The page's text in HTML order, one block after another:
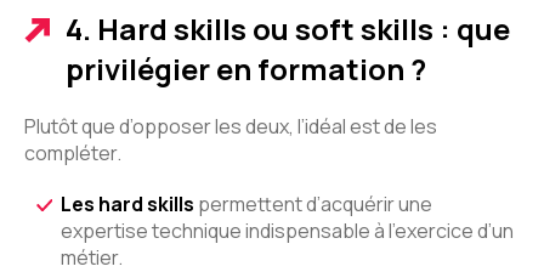
4. Hard skills ou soft skills : que
privilégier en formation ?
Plutôt que d’opposer les deux, l’idéal est de les
compléter.
Les hard skills permettent d’acquérir une
expertise technique indispensable à l’exercice d’un
métier.